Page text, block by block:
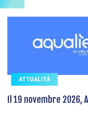
ATTUALITÀ
Il 19 novembre 2026,